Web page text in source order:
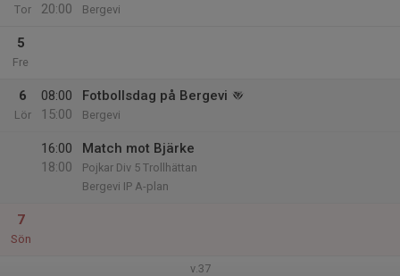
Tor
20:00
Bergevi
5
Fre
6
Lör
08:00
15:00
Fotbollsdag på Bergevi
Bergevi
16:00
18:00
Match mot Bjärke
Pojkar Div 5 Trollhättan
Bergevi IP A-plan
7
Sön
v.37